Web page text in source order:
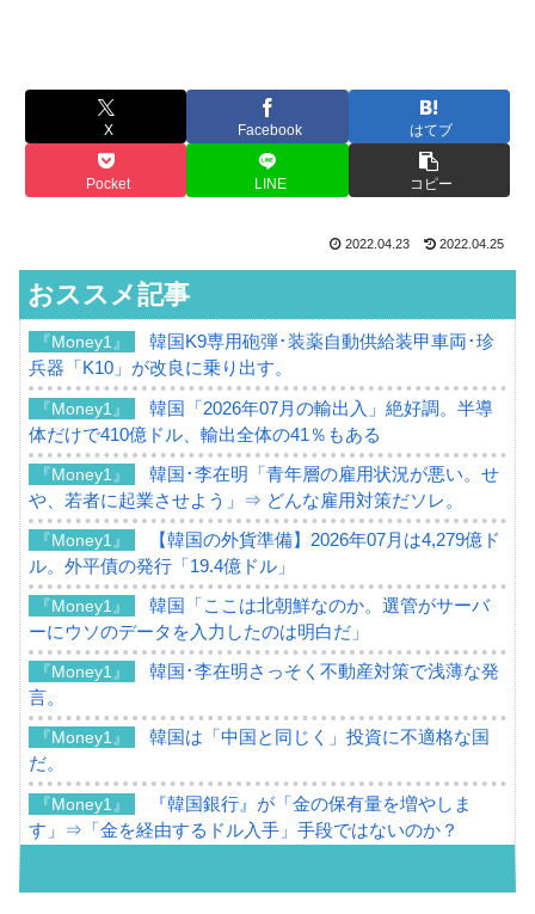
X Facebook はてブ
Pocket LINE コピー
2022.04.23 2022.04.25
おススメ記事
『Money1』
韓国K9専用砲弾･装薬自動供給装甲車両･珍
兵器「K10」が改良に乗り出す。
『Money1』
韓国「2026年07月の輸出入」絶好調。半導
体だけで410億ドル、輸出全体の41％もある
『Money1』
韓国･李在明「青年層の雇用状況が悪い。せ
や、若者に起業させよう」⇒ どんな雇用対策だソレ。
『Money1』
【韓国の外貨準備】2026年07月は4,279億ド
ル。外平債の発行「19.4億ドル」
『Money1』
韓国「ここは北朝鮮なのか。選管がサーバ
ーにウソのデータを入力したのは明白だ」
『Money1』
韓国･李在明さっそく不動産対策で浅薄な発
言。
『Money1』
韓国は「中国と同じく」投資に不適格な国
だ。
『Money1』
『韓国銀行』が「金の保有量を増やしま
す」⇒「金を経由するドル入手」手段ではないのか？
ル」まで拡大 ⇒ 海外資金の動きに強く左右される状態